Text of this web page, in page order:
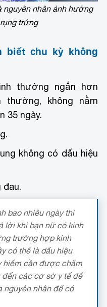
nguyên nhân ảnh hưởng
trứng
biết chu kỳ không
thường ngắn hơn
thường, không nằm
35 ngày.
không có dấu hiệu
đau.
bao nhiêu ngày thì
lời khi bạn nữ có kinh
trường hợp kinh
có thể là dấu hiệu
hiểm cần được chăm
đến các cơ sở y tế để
nguyên nhân để có